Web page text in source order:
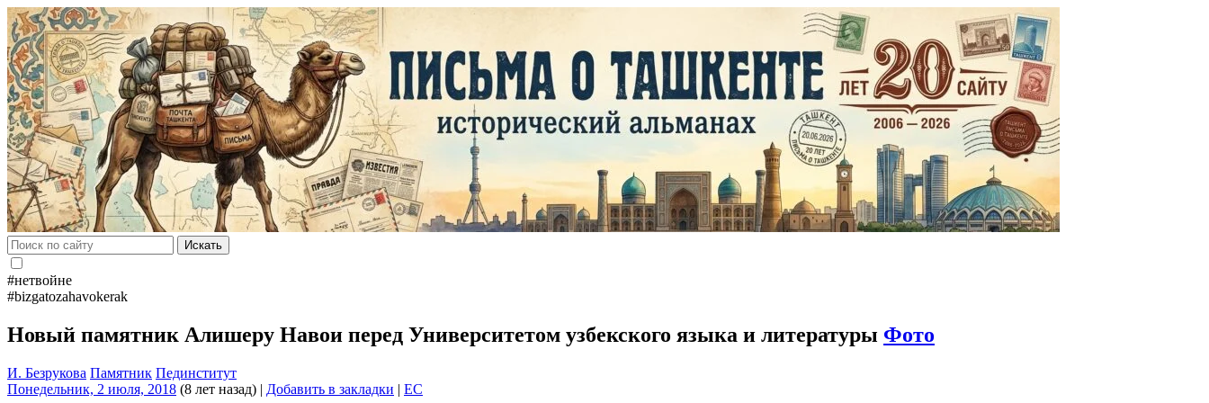
Искать
#нетвойне
#bizgatozahavokerak
Новый памятник Алишеру Навои перед Университетом узбекского языка и литературы Фото
И. Безрукова Памятник Пединститут
Понедельник, 2 июля, 2018 (8 лет назад) | Добавить в закладки | EC